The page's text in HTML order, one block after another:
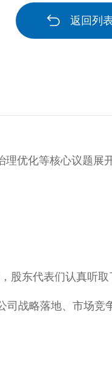
返回列
优化等核心议题展
股东代表们认真听取
司战略落地、市场竞